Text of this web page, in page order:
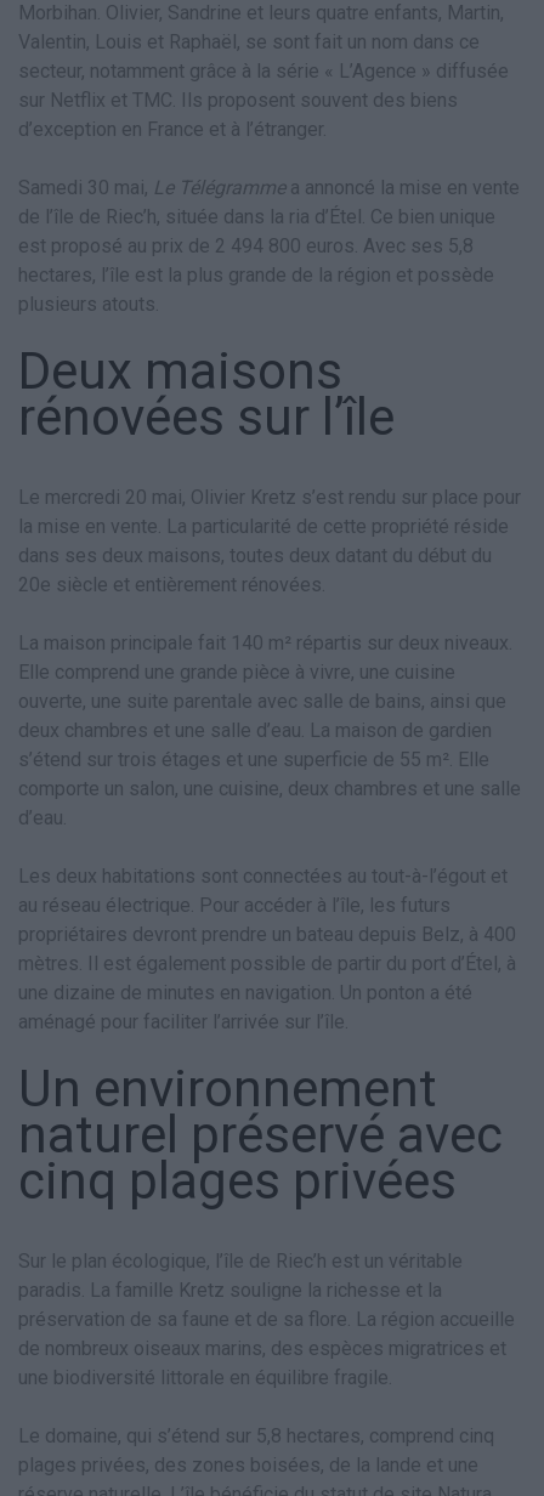
Morbihan. Olivier, Sandrine et leurs quatre enfants, Martin,
Valentin, Louis et Raphaël, se sont fait un nom dans ce
secteur, notamment grâce à la série « L’Agence » diffusée
sur Netflix et TMC. Ils proposent souvent des biens
d’exception en France et à l’étranger.
Samedi 30 mai, Le Télégrammea annoncé la mise en vente
de l’île de Riec’h, située dans la ria d’Étel. Ce bien unique
est proposé au prix de 2 494 800 euros. Avec ses 5,8
hectares, l’île est la plus grande de la région et possède
plusieurs atouts.
Deux maisons
rénovées sur l’île
Le mercredi 20 mai, Olivier Kretz s’est rendu sur place pour
la mise en vente. La particularité de cette propriété réside
dans ses deux maisons, toutes deux datant du début du
20e siècle et entièrement rénovées.
La maison principale fait 140 m² répartis sur deux niveaux.
Elle comprend une grande pièce à vivre, une cuisine
ouverte, une suite parentale avec salle de bains, ainsi que
deux chambres et une salle d’eau. La maison de gardien
s’étend sur trois étages et une superficie de 55 m². Elle
comporte un salon, une cuisine, deux chambres et une salle
d’eau.
Les deux habitations sont connectées au tout-à-l’égout et
au réseau électrique. Pour accéder à l’île, les futurs
propriétaires devront prendre un bateau depuis Belz, à 400
mètres. Il est également possible de partir du port d’Étel, à
une dizaine de minutes en navigation. Un ponton a été
aménagé pour faciliter l’arrivée sur l’île.
Un environnement
naturel préservé avec
cinq plages privées
Sur le plan écologique, l’île de Riec’h est un véritable
paradis. La famille Kretz souligne la richesse et la
préservation de sa faune et de sa flore. La région accueille
de nombreux oiseaux marins, des espèces migratrices et
une biodiversité littorale en équilibre fragile.
Le domaine, qui s’étend sur 5,8 hectares, comprend cinq
plages privées, des zones boisées, de la lande et une